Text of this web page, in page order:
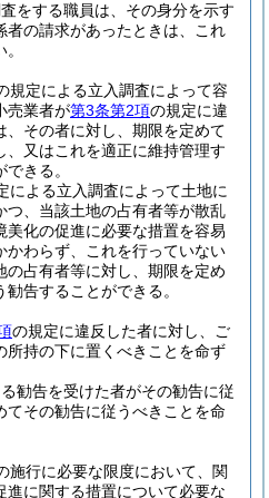
をする職員は、その身分を示す
者の請求があったときは、これ
規定による立入調査によって容
売業者が第3条第2項の規定に違
、その者に対し、期限を定めて
、又はこれを適正に維持管理す
きる。
による立入調査によって土地に
つ、当該土地の占有者等が散乱
美化の促進に必要な措置を容易
かわらず、これを行っていない
の占有者等に対し、期限を定め
告することができる。
の規定に違反した者に対し、ご
所持の下に置くべきことを命ず
勧告を受けた者がその勧告に従
てその勧告に従うべきことを命
施行に必要な限度において、関
進に関する措置について必要な